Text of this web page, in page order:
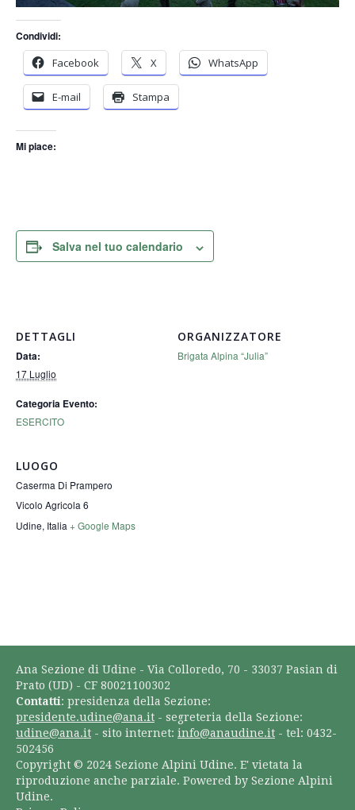
Condividi:
Facebook
X WhatsApp
E-mail Stampa
Mi piace:
Salva nel tuo calendario
DETTAGLI
Data:
17 Luglio
Categoria Evento:
ESERCITO
LUOGO
Caserma Di Prampero
Vicolo Agricola 6
Udine, Italia+ Google Maps
ORGANIZZATORE
Brigata Alpina “Julia”
Ana Sezione di Udine - Via Colloredo, 70 - 33037 Pasian di
Prato (UD) - CF 80021100302
Contatti: presidenza della Sezione:
presidente.udine@ana.it - segreteria della Sezione:
udine@ana.it - sito internet: info@anaudine.it - tel: 0432-
502456
Copyright © 2024 Sezione Alpini Udine. E' vietata la
riproduzione anche parziale. Powered by Sezione Alpini
Udine.